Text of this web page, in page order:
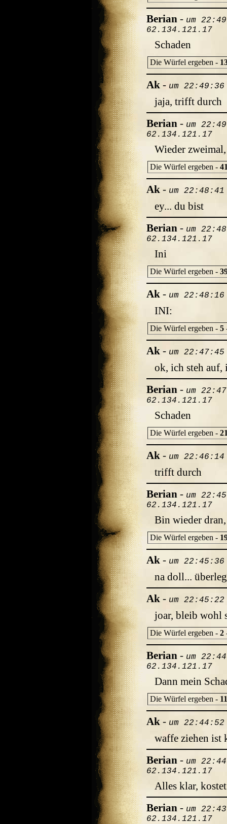
Berian - um
62.134.121.17
Schaden
Die Würfel ergeben -
Ak - um
jaja, trifft durch
Berian - um
62.134.121.17
Wieder
Die Würfel ergeben -
Ak - um
ey... du bist
Berian - um
62.134.121.17
Ini
Die Würfel ergeben -
Ak - um
INI:
Die Würfel ergeben - 5
Ak - um
ok, ich steh auf,
Berian - um
62.134.121.17
Schaden
Die Würfel ergeben -
Ak - um
trifft durch
Berian - um
62.134.121.17
Bin wieder
Die Würfel ergeben -
Ak - um
na doll...
Ak - um
joar, bleib wohl
Die Würfel ergeben - 2
Berian - um
62.134.121.17
Dann mein
Die Würfel ergeben - 11
Ak - um
waffe ziehen ist
Berian - um
62.134.121.17
Alles klar,
Berian - um
62.134.121.17